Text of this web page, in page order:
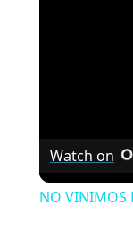
Watch on
NO VINIMOS